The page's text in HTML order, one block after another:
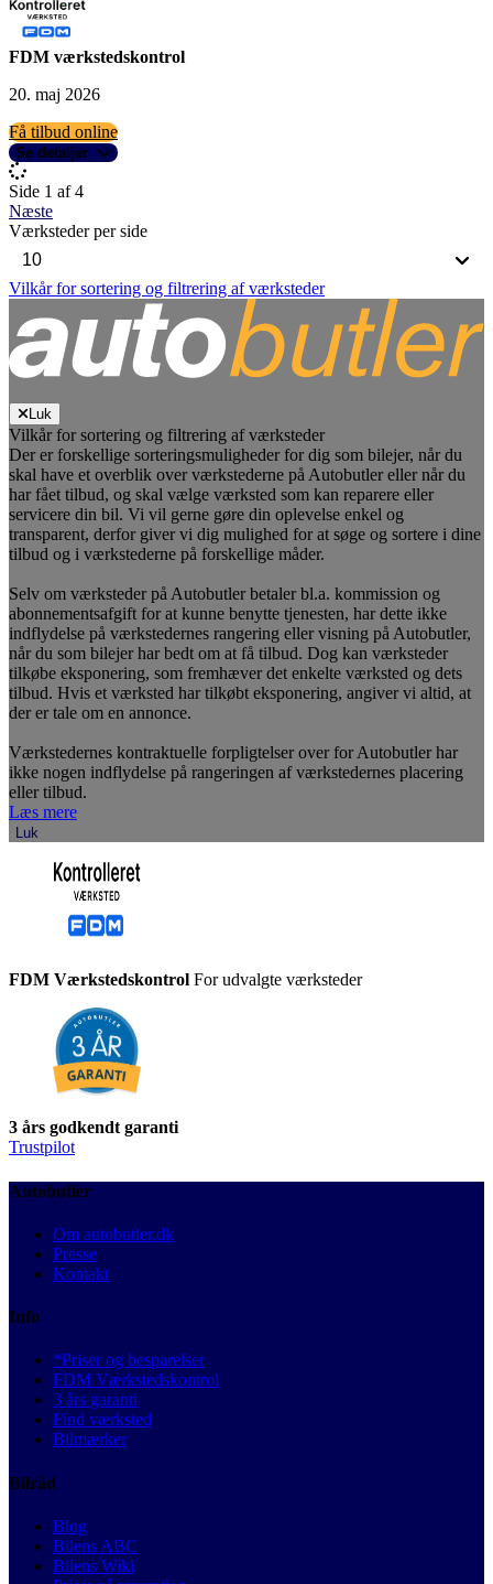
FDM værkstedskontrol
20. maj 2026
Få tilbud online
Se detaljer
Side 1 af 4
Næste
Værksteder per side
Vilkår for sortering og filtrering af værksteder
Luk
Vilkår for sortering og filtrering af værksteder
Der er forskellige sorteringsmuligheder for dig som bilejer, når du
skal have et overblik over værkstederne på Autobutler eller når du
har fået tilbud, og skal vælge værksted som kan reparere eller
servicere din bil. Vi vil gerne gøre din oplevelse enkel og
transparent, derfor giver vi dig mulighed for at søge og sortere i dine
tilbud og i værkstederne på forskellige måder.
Selv om værksteder på Autobutler betaler bl.a. kommission og
abonnementsafgift for at kunne benytte tjenesten, har dette ikke
indflydelse på værkstedernes rangering eller visning på Autobutler,
når du som bilejer har bedt om at få tilbud. Dog kan værksteder
tilkøbe eksponering, som fremhæver det enkelte værksted og dets
tilbud. Hvis et værksted har tilkøbt eksponering, angiver vi altid, at
der er tale om en annonce.
Værkstedernes kontraktuelle forpligtelser over for Autobutler har
ikke nogen indflydelse på rangeringen af værkstedernes placering
eller tilbud.
Læs mere
Luk
FDM Værkstedskontrol For udvalgte værksteder
3 års godkendt garanti
Trustpilot
Autobutler
Om autobutler.dk
Presse
Kontakt
Info
*Priser og besparelser
FDM Værkstedskontrol
3 års garanti
Find værksted
Bilmærker
Bilråd
Blog
Bilens ABC
Bilens Wiki